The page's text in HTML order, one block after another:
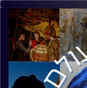
ורשה והפרטיזנים.
חיילים יהודים
בחזית המזרחית,
שם המלחמה הייתה האכזרית והקשה במיוחד – שירתו 500
אפרתי ממוזיאון
את חלקם
המערכת לניצחון.